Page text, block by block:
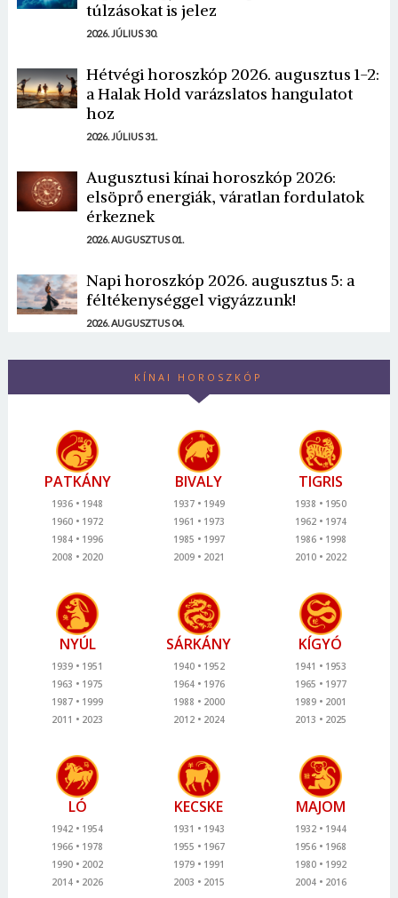
túlzásokat is jelez
2026. JÚLIUS 30.
Hétvégi horoszkóp 2026. augusztus 1-2:
a Halak Hold varázslatos hangulatot
hoz
2026. JÚLIUS 31.
Augusztusi kínai horoszkóp 2026:
elsöprő energiák, váratlan fordulatok
érkeznek
2026. AUGUSZTUS 01.
Napi horoszkóp 2026. augusztus 5: a
féltékenységgel vigyázzunk!
2026. AUGUSZTUS 04.
KÍNAI HOROSZKÓP
PATKÁNY
1936
1948
1960
1972
1984
1996
2008
2020
BIVALY
1937
1949
1961
1973
1985
1997
2009
2021
TIGRIS
1938
1950
1962
1974
1986
1998
2010
2022
NYÚL
1939
1951
1963
1975
1987
1999
2011
2023
SÁRKÁNY
1940
1952
1964
1976
1988
2000
2012
2024
KÍGYÓ
1941
1953
1965
1977
1989
2001
2013
2025
LÓ
1942
1954
1966
1978
1990
2002
2014
2026
KECSKE
1931
1943
1955
1967
1979
1991
2003
2015
MAJOM
1932
1944
1956
1968
1980
1992
2004
2016